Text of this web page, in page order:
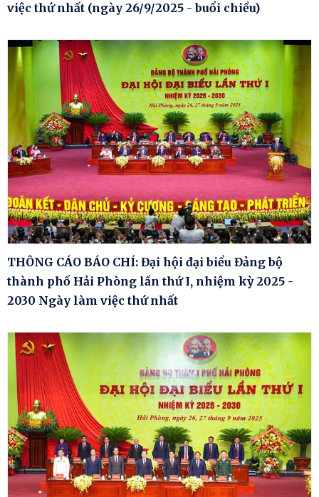
việc thứ nhất (ngày 26/9/2025 - buổi chiều)
THÔNG CÁO BÁO CHÍ: Đại hội đại biểu Đảng bộ
thành phố Hải Phòng lần thứ I, nhiệm kỳ 2025 -
2030 Ngày làm việc thứ nhất